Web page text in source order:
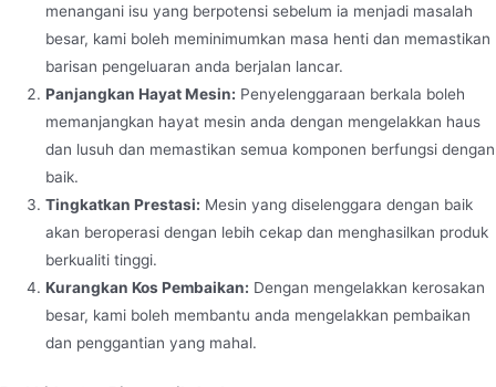
menangani isu yang berpotensi sebelum ia menjadi masalah
besar, kami boleh meminimumkan masa henti dan memastikan
barisan pengeluaran anda berjalan lancar.
Panjangkan Hayat Mesin: Penyelenggaraan berkala boleh
memanjangkan hayat mesin anda dengan mengelakkan haus
dan lusuh dan memastikan semua komponen berfungsi dengan
baik.
Tingkatkan Prestasi: Mesin yang diselenggara dengan baik
akan beroperasi dengan lebih cekap dan menghasilkan produk
berkualiti tinggi.
Kurangkan Kos Pembaikan: Dengan mengelakkan kerosakan
besar, kami boleh membantu anda mengelakkan pembaikan
dan penggantian yang mahal.